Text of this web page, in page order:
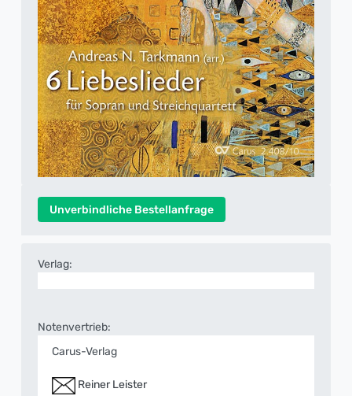
Unverbindliche Bestellanfrage
Verlag:
Notenvertrieb:
Carus-Verlag
Reiner Leister